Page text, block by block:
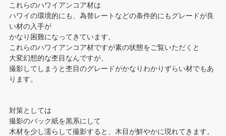
これらのハワイアンコア材は
ハワイの環境的にも、為替レートなどの条件的にもグレードが良
い材の入手が
かなり困難になってきています。
これらのハワイアンコア材ですが素の状態をご覧いただくと
大変幻想的な杢目なんですが、
撮影してしまうと杢目のグレードがかなりわかりずらい材でもあ
ります。
対策としては
撮影のバック紙を黒系にして
木材を少し濡らして撮影すると、木目が鮮やかに現れてきます。